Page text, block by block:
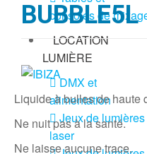
consoles de
LOCATION
LUMIÈRE
DMX et
alimentation
Jeux de lumières
laser
BUBBLE5L
Liquide à bulles de haute
Ne nuit pas à la santé.
Ne laisse aucune trace.